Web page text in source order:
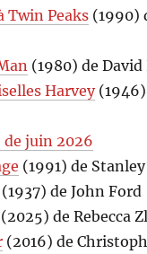
Twin Peaks (1990)
(1980) de David
Harvey(1946)
de juin 2026
(1991) de
(1937) de John Ford
(2025) de Rebecca
(2016) de